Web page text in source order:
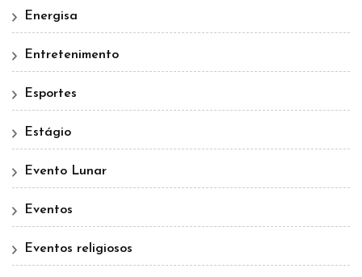
Energisa
Entretenimento
Esportes
Estágio
Evento Lunar
Eventos
Eventos religiosos